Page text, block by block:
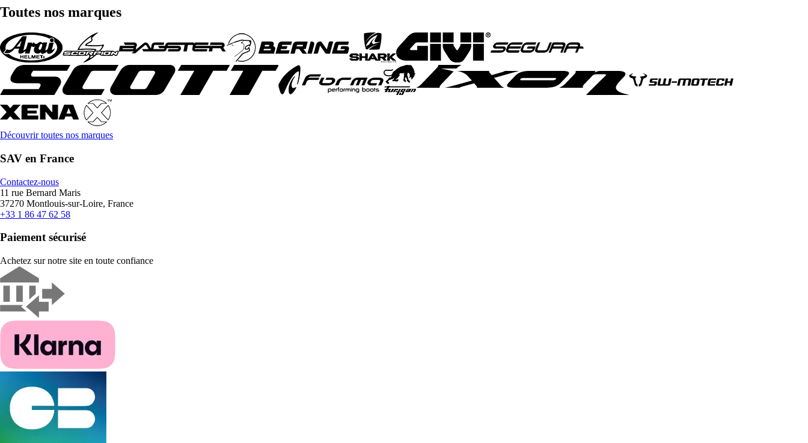
Toutes nos marques
Découvrir toutes nos marques
SAV en France
Contactez-nous
11 rue Bernard Maris
37270 Montlouis-sur-Loire, France
+33 1 86 47 62 58
Paiement sécurisé
Achetez sur notre site en toute confiance